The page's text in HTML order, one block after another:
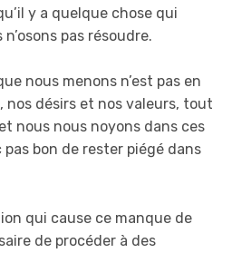
y a quelque chose qui
pas résoudre.
nous menons n’est pas en
nos désirs et nos valeurs, tout
nous nous noyons dans ces
pas bon de rester piégé dans
qui cause ce manque de
de procéder à des